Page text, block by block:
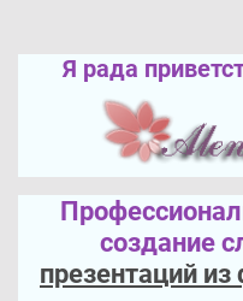
Я рада
создание
презентаций